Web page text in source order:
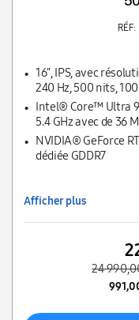
16″, IPS, avec
240 Hz, 500 nits,
Intel® Core™ Ultra
5.4 GHz avec de 36
NVIDIA® GeForce
dédiée GDDR7
Afficher plus
24